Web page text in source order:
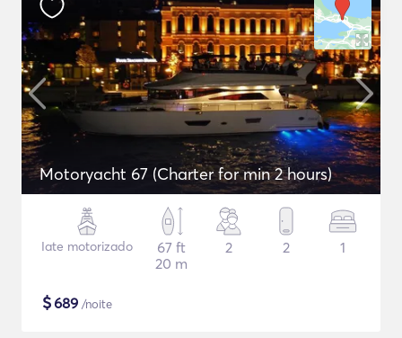
Motoryacht 67 (Charter for min 2 hours)
Iate motorizado
67 ft
20 m
2 2 1
$689 /noite